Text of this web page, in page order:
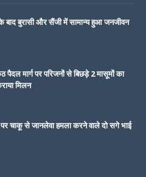
बाद बुरासी और सैंजी में सामान्य हुआ जनजीवन
पैदल मार्ग पर परिजनों से बिछड़े 2 मासूमों का
मिलन
चाकू से जानलेवा हमला करने वाले दो सगे भाई